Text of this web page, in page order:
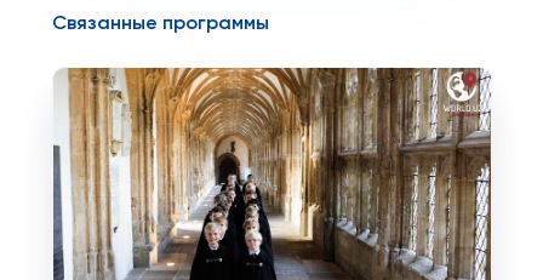
Связанные программы